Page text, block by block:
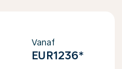
Vanaf
EUR1236*